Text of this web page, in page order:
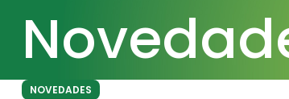
NOVEDADES